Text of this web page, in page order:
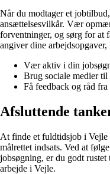
Når du modtager et
ansættelsesvilkår. Vær
forventninger, og sørg for at
angiver dine
Vær aktiv i din
Brug sociale medier
Få feedback og råd
Afsluttende
At finde et fuldtidsjob i Vejle
målrettet indsats. Ved at
jobsøgning, er du godt
arbejde i Vejle.